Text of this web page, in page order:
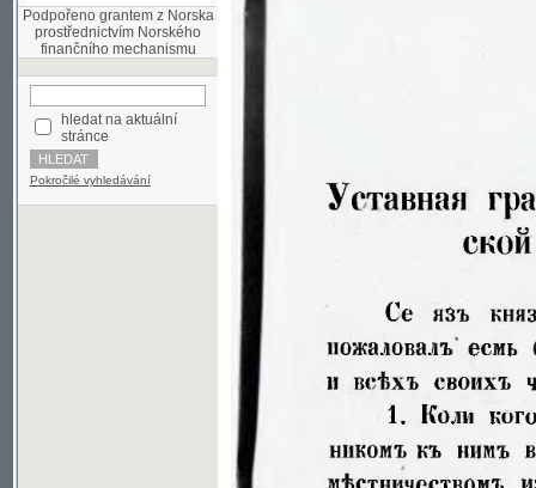
hledat na aktuální
stránce
Pokročilé vyhledávání